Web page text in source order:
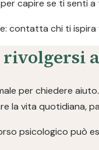
capire se ti senti
contatta chi ti
rivolgersi
per chiedere
la vita quotidiana,
psicologico può